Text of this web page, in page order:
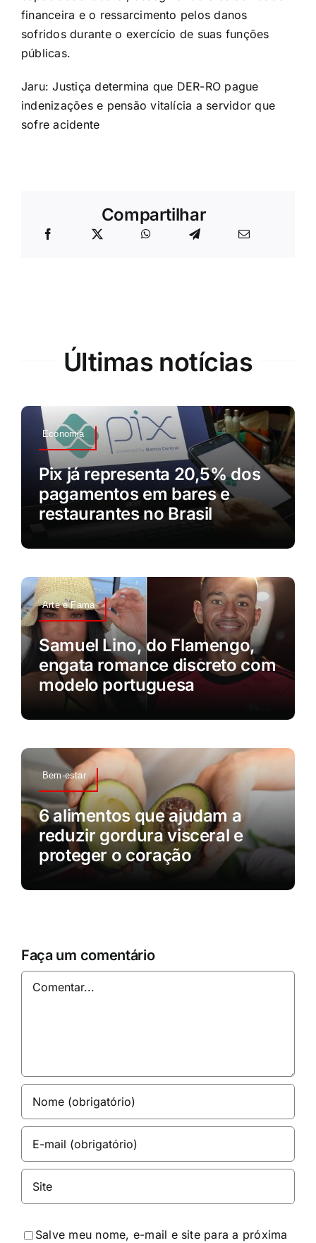
financeira e o ressarcimento pelos danos
sofridos durante o exercício de suas funções
públicas.
Jaru: Justiça determina que DER-RO pague
indenizações e pensão vitalícia a servidor que
sofre acidente
Compartilhar
Últimas notícias
Economia
Pix já representa 20,5% dos
pagamentos em bares e
restaurantes no Brasil
Arte e Fama
Samuel Lino, do Flamengo,
engata romance discreto com
modelo portuguesa
Bem-estar
6 alimentos que ajudam a
reduzir gordura visceral e
proteger o coração
Faça um comentário
Comentar
Salve meu nome, e-mail e site para a próxima